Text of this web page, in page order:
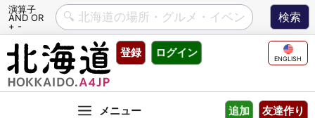
演算子
AND OR
+ -
Skip
content
登録 ログイン ENGLISH
友達作り
追加